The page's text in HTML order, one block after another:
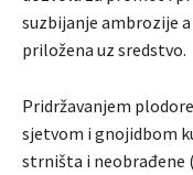
suzbijanje ambrozije
priložena uz sredstvo.
Pridržavanjem
sjetvom i gnojidbom
strništa i neobrađene